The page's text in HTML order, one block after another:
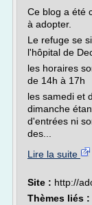
Ce blog a été
à adopter.
Le refuge se
l'hôpital de
les horaires
de 14h à 17h
les samedi et
dimanche
d'entrées ni
des...
Lire la suite
Site : http://
Thèmes liés :